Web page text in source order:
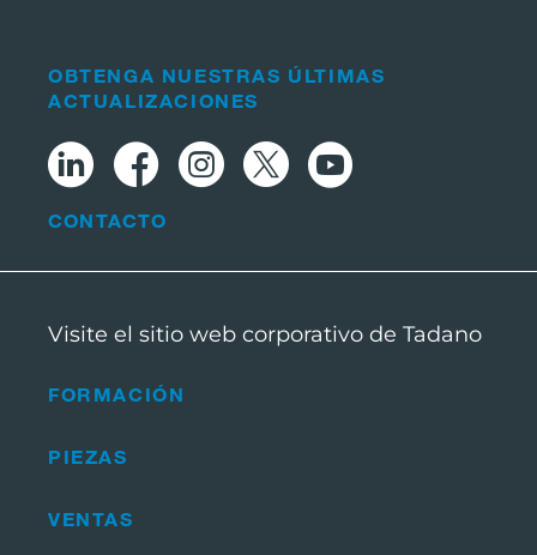
FORMACIÓN
PIEZAS
VENTAS
OBTENGA NUESTRAS ÚLTIMAS
ACTUALIZACIONES
CONTACTO
Visite el sitio web corporativo de Tadano